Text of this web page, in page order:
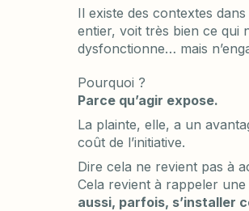
Il existe des contextes
entier, voit très bien ce qui
dysfonctionne… mais
Pourquoi ?
Parce qu’agir expose.
La plainte, elle, a un
coût de l’initiative.
Dire cela ne revient pas à
Cela revient à rappeler
aussi, parfois, s’installer